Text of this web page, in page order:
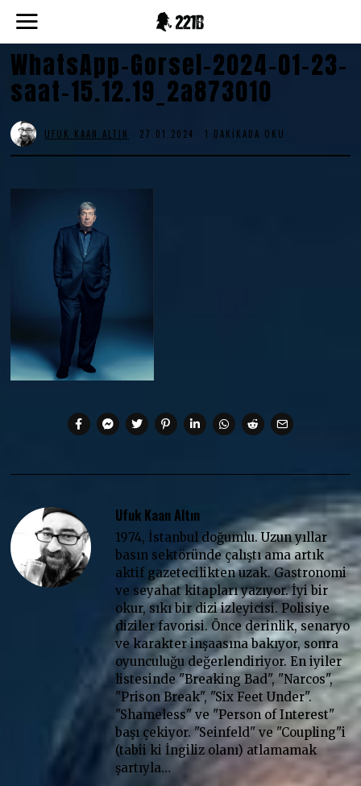
WhatsApp-Gorsel-2024-01-23-
saat-15.12.19_2a873010
UFUK KAAN ALTIN 27.01.2024 1 DAKIKADA OKU
Ufuk Kaan Altın
1974, İstanbul doğumlu. Uzun yıllar
basın sektöründe çalıştı ama artık
aktif gazetecilikten uzak. Gastronomi
ve seyahat kitapları yazıyor. İyi bir
okur, sıkı bir dizi izleyicisi. Polisiye
diziler favorisi. Önce derinlik, senaryo
ve karakter inşaasına bakıyor, sonra
oyunculuğu değerlendiriyor. En iyiler
listesinde "Breaking Bad", "Narcos",
"Prison Break", "Six Feet Under".
"Shameless" ve "Person of Interest"
başı çekiyor. "Seinfeld" ve "Coupling"i
(tabii ki İngiliz olanı) atlamamak
şartıyla…